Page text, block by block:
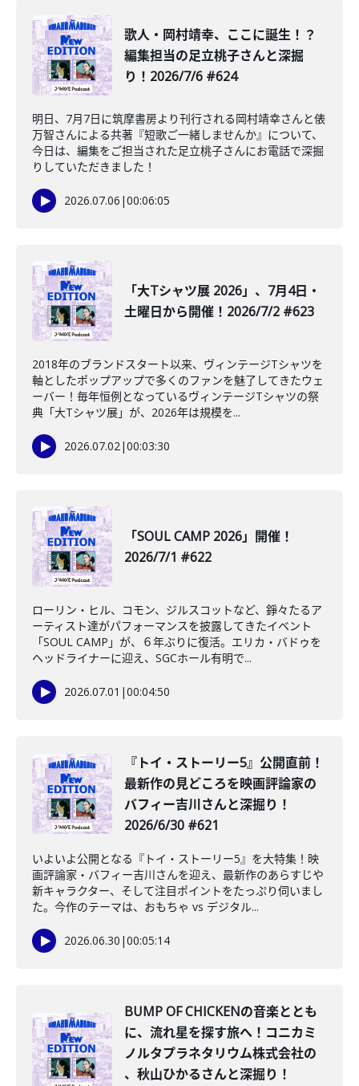
️歌人・岡村靖幸、ここに誕生！？
編集担当の足立桃子さんと深掘
り！2026/7/6 #624
明日、7月7日に筑摩書房より刊行される岡村靖幸さんと俵
万智さんによる共著『短歌ご一緒しませんか』について、
今日は、編集をご担当された足立桃子さんにお電話で深掘
りしていただきました！
2026.07.06 |00:06:05
「大Tシャツ展 2026」、7月4日・
土曜日から開催！2026/7/2 #623
2018年のブランドスタート以来、ヴィンテージTシャツを
軸としたポップアップで多くのファンを魅了してきたウェ
ーバー！毎年恒例となっているヴィンテージTシャツの祭
典「大Tシャツ展」が、2026年は規模を...
2026.07.02|00:03:30
「SOUL CAMP 2026」開催！
2026/7/1 #622
ローリン・ヒル、コモン、ジルスコットなど、錚々たるア
ーティスト達がパフォーマンスを披露してきたイベント
「SOUL CAMP」が、６年ぶりに復活。エリカ・バドゥを
ヘッドライナーに迎え、SGCホール有明で...
2026.07.01 |00:04:50
『トイ・ストーリー5』公開直前！
最新作の見どころを映画評論家の
バフィー吉川さんと深掘り！
2026/6/30 #621
いよいよ公開となる『トイ・ストーリー5』を大特集！映
画評論家・バフィー吉川さんを迎え、最新作のあらすじや
新キャラクター、そして注目ポイントをたっぷり伺いまし
た。今作のテーマは、おもちゃ vs デジタル...
2026.06.30 |00:05:14
BUMP OF CHICKENの音楽ととも
に、流れ星を探す旅へ！コニカミ
ノルタプラネタリウム株式会社の
、秋山ひかるさんと深掘り！